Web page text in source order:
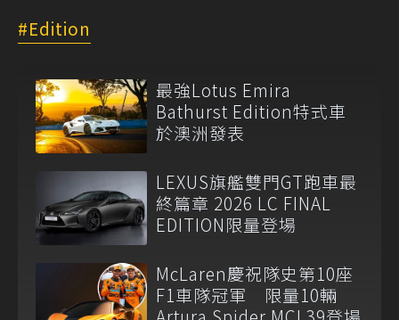
Edition
最強Lotus Emira
Bathurst Edition特式車
於澳洲發表
LEXUS旗艦雙門GT跑車最
終篇章 2026 LC FINAL
EDITION限量登場
McLaren慶祝隊史第10座
F1車隊冠軍 限量10輛